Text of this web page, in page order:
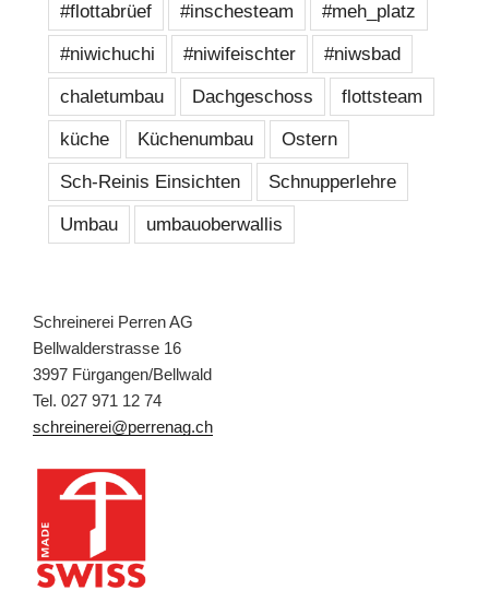
#flottabrüef #inschesteam #meh_platz
#niwichuchi #niwifeischter #niwsbad
chaletumbau Dachgeschoss flottsteam
küche Küchenumbau Ostern
Sch-Reinis Einsichten Schnupperlehre
Umbau umbauoberwallis
Schreinerei Perren AG
Bellwalderstrasse 16
3997 Fürgangen/Bellwald
Tel. 027 971 12 74
schreinerei@perrenag.ch